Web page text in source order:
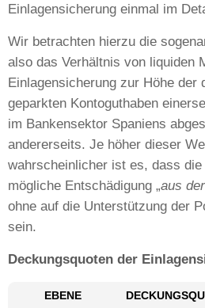
Einlagensicherung einmal im
Wir betrachten hierzu die
also das Verhältnis von liquiden
Einlagensicherung zur Höhe der
geparkten Kontoguthaben
im Bankensektor Spaniens
andererseits. Je höher dieser
wahrscheinlicher ist es, dass
mögliche Entschädigung „aus
ohne auf die Unterstützung der
sein.
Deckungsquoten der
EBENE DECKUNGS